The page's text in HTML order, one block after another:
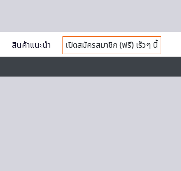
สินค้าแนะนำ
เปิดสมัครสมาชิก (ฟรี) เร็วๆ นี้